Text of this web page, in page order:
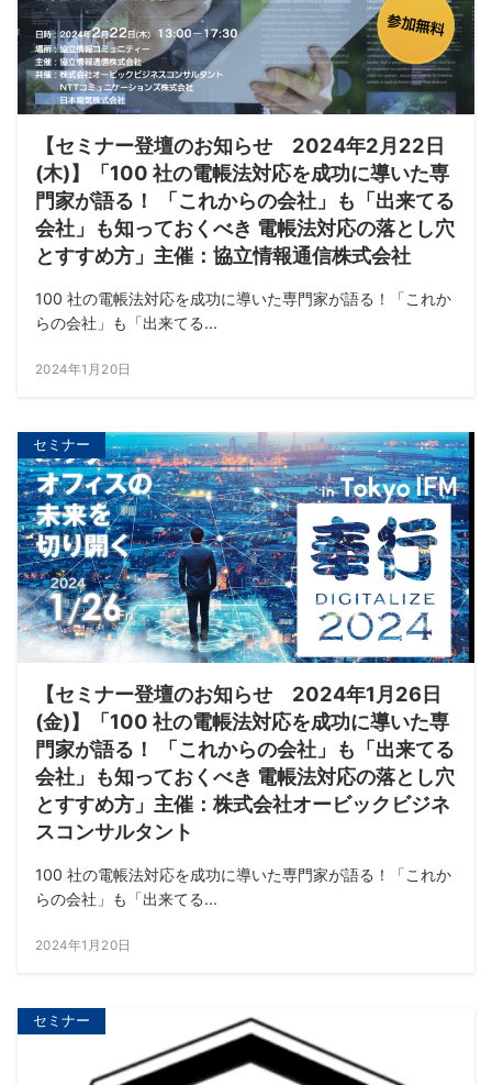
【セミナー登壇のお知らせ 2024年2月22日
(木)】「100 社の電帳法対応を成功に導いた専
門家が語る！ 「これからの会社」も「出来てる
会社」も知っておくべき 電帳法対応の落とし穴
とすすめ方」主催：協立情報通信株式会社
100 社の電帳法対応を成功に導いた専門家が語る！「これか
らの会社」も「出来てる...
2024年1月20日
セミナー
【セミナー登壇のお知らせ 2024年1月26日
(金)】「100 社の電帳法対応を成功に導いた専
門家が語る！ 「これからの会社」も「出来てる
会社」も知っておくべき 電帳法対応の落とし穴
とすすめ方」主催：株式会社オービックビジネ
スコンサルタント
100 社の電帳法対応を成功に導いた専門家が語る！「これか
らの会社」も「出来てる...
2024年1月20日
セミナー